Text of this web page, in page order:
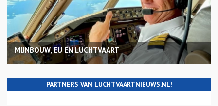
MIJNBOUW, EU EN LUCHTVAART
PARTNERS VAN LUCHTVAARTNIEUWS.NL!